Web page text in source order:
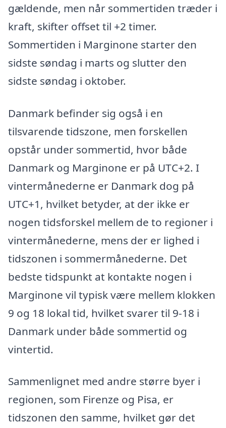
gældende, men når sommertiden træder i
kraft, skifter offset til +2 timer.
Sommertiden i Marginone starter den
sidste søndag i marts og slutter den
sidste søndag i oktober.
Danmark befinder sig også i en
tilsvarende tidszone, men forskellen
opstår under sommertid, hvor både
Danmark og Marginone er på UTC+2. I
vintermånederne er Danmark dog på
UTC+1, hvilket betyder, at der ikke er
nogen tidsforskel mellem de to regioner i
vintermånederne, mens der er lighed i
tidszonen i sommermånederne. Det
bedste tidspunkt at kontakte nogen i
Marginone vil typisk være mellem klokken
9 og 18 lokal tid, hvilket svarer til 9-18 i
Danmark under både sommertid og
vintertid.
Sammenlignet med andre større byer i
regionen, som Firenze og Pisa, er
tidszonen den samme, hvilket gør det